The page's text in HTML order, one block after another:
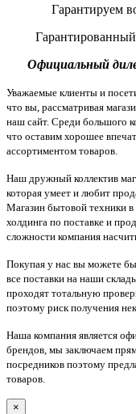
Гарантируем
Официальный
Уважаемые клиенты и
что вы, рассматривая
наш сайт. Среди большого
что оставим хорошее
ассортиментом товаров.
Наш дружный коллектив
которая умеет и любит
Магазин бытовой техники в
холдинга по поставке и
сложности компания
Покупая у нас вы можете
все поставки на наши
проходят тотальную
поэтому риск получения
Наша компания является
брендов, мы заключаем
посредников поэтому
товаров.
×